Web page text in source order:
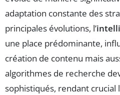
adaptation constante des
principales évolutions, l’
une place prédominante,
création de contenu mais
algorithmes de recherche
sophistiqués, rendant